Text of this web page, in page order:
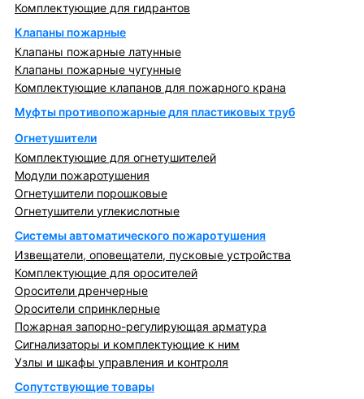
Комплектующие для гидрантов
Клапаны пожарные
Клапаны пожарные латунные
Клапаны пожарные чугунные
Комплектующие клапанов для пожарного крана
Муфты противопожарные для пластиковых труб
Огнетушители
Комплектующие для огнетушителей
Модули пожаротушения
Огнетушители порошковые
Огнетушители углекислотные
Системы автоматического пожаротушения
Извещатели, оповещатели, пусковые устройства
Комплектующие для оросителей
Оросители дренчерные
Оросители спринклерные
Пожарная запорно-регулирующая арматура
Сигнализаторы и комплектующие к ним
Узлы и шкафы управления и контроля
Сопутствующие товары